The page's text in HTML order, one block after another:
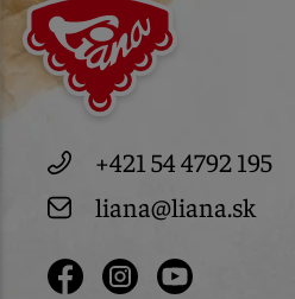
+421 54 4792 195
liana@liana.sk